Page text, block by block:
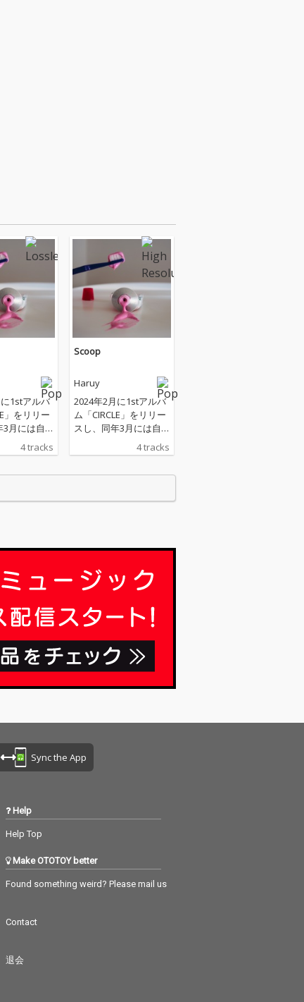
1stアルバ
」をリリー
3月には自
マンツアー
開催したHa
EP「Sc
配信され
は、1stア
（Such
はじめ、B
（D.A.
村一平（S
）が集結
緩やかに変
的で浮遊
Bird」。こ
トラック
Uinが参加
これまでの
と味違う
られる。 H
音源を基
（Suchmos,
収められ
通るよう
る繊細な表
4 tracks
Scoop
Haruy
2024年2月に1stアルバ
ム「CIRCLE」をリリー
スし、同年3月には自
身初のワンマンツアー
を東名阪で開催したHa
めた待望の3rd EP「Sc
月19日に先行配信され
た「Apple」は、1stア
き、Key. TAIHEI（Such
mos, 賽）をはじめ、B
a. 市川仁也（D.A.
N.）、Dr. 澤村一平（S
ANABAGUN.）が集結
れるのが、緩やかに変
n」と、幻想的で浮遊
感のある「Bird」。こ
メーカーのUinが参加
魅力が感じられる。 H
aruyのデモ音源を基
に、TAIHEI（Suchmos,
4 tracks
Sync the App
Help
Help Top
Make OTOTOY better
Found something weird? Please mail us
Contact
退会